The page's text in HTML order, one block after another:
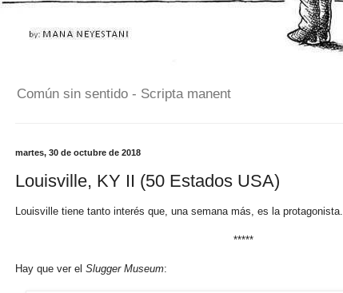
Común sin sentido - Scripta manent
martes, 30 de octubre de 2018
Louisville, KY II (50 Estados USA)
Louisville tiene tanto interés que, una semana más, es la protagonista.
*****
Hay que ver el Slugger Museum: